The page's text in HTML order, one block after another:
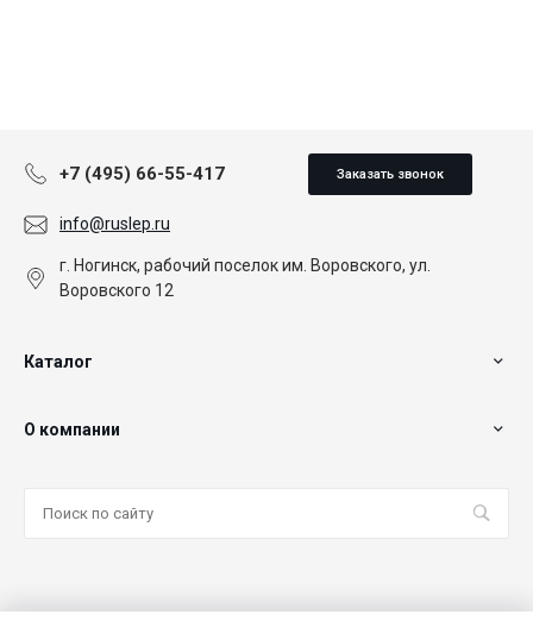
+7 (495) 66-55-417 Заказать звонок
info@ruslep.ru
г. Ногинск, рабочий поселок им. Воровского, ул.
Воровского 12
Каталог
О компании